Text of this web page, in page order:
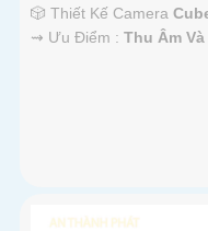
🎲 Thiết Kế Camera
️⇝ Ưu Điểm : Thu Âm